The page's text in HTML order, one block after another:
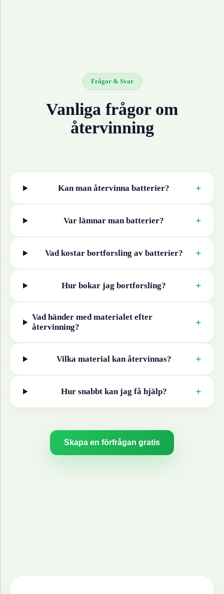
Frågor & Svar
Vanliga frågor om
återvinning
Kan man återvinna batterier? +
Var lämnar man batterier? +
Vad kostar bortforsling av batterier? +
Hur bokar jag bortforsling? +
Vad händer med materialet efter
återvinning?
+
Vilka material kan återvinnas? +
Hur snabbt kan jag få hjälp? +
Skapa en förfrågan gratis